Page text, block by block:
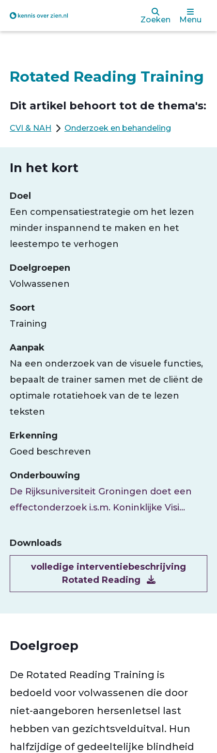
Overslaan
inhoud
gaan
Zoeken Menu
Rotated Reading Training
Dit artikel behoort tot de thema's:
CVI & NAH Onderzoek en behandeling
In het kort
Doel
Een compensatiestrategie om het lezen
minder inspannend te maken en het
leestempo te verhogen
Doelgroepen
Volwassenen
Soort
Training
Aanpak
Na een onderzoek van de visuele functies,
bepaalt de trainer samen met de cliënt de
optimale rotatiehoek van de te lezen
teksten
Erkenning
Goed beschreven
Onderbouwing
De Rijksuniversiteit Groningen doet een
effectonderzoek i.s.m. Koninklijke Visi…
Downloads
Document
volledige interventiebeschrijving
Rotated Reading
Doelgroep
De Rotated Reading Training is
bedoeld voor volwassenen die door
niet-aangeboren hersenletsel last
hebben van gezichtsvelduitval. Hun
halfzijdige of gedeeltelijke blindheid